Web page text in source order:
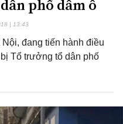
phố dâm ô
| 13:43
đang tiến hành điều
Tổ trưởng tổ dân phố